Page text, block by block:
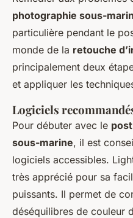
photographie sous-
particulière pendant le
monde de la retouche
principalement deux
et appliquer les
Logiciels
Pour débuter avec le
sous-marine, il est
logiciels accessibles.
très apprécié pour sa
puissants. Il permet de
déséquilibres de couleur